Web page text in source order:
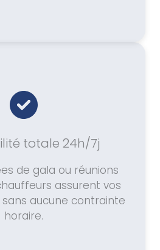
totale 24h/7j
de gala ou réunions
assurent vos
aucune contrainte
horaire.